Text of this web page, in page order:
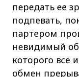
передать ее
подпевать,
партером
невидимый
которого все
обмен